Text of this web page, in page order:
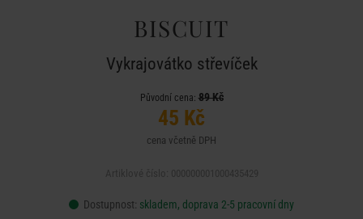
BISCUIT
Vykrajovátko střevíček
Původní cena:89 Kč
45 Kč
cena včetně DPH
Dostupnost: skladem, doprava 2-5 pracovní dny